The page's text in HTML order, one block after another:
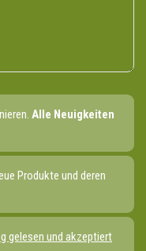
Alle Neuigkeiten
Produkte und deren
gelesen und akzeptiert